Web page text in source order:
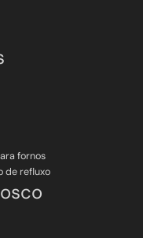
fornos
de refluxo